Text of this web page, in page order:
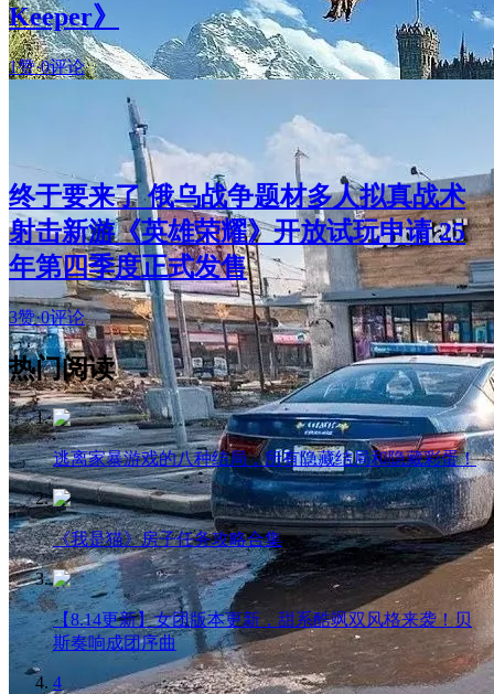
Keeper》
1赞·0评论
终于要来了 俄乌战争题材多人拟真战术
射击新游《英雄荣耀》开放试玩申请 25
年第四季度正式发售
3赞·0评论
热门阅读
逃离家暴游戏的八种结局，所有隐藏结局和隐藏彩蛋！
《我是猫》房子任务攻略合集
【8.14更新】女团版本更新，甜系酷飒双风格来袭！贝
斯奏响成团序曲
4